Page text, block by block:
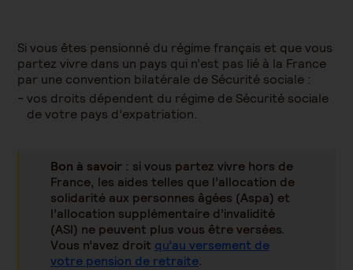
Si vous êtes pensionné du régime français et que vous
partez vivre dans un pays qui n’est pas lié à la France
par une convention bilatérale de Sécurité sociale :
vos droits dépendent du régime de Sécurité sociale
de votre pays d’expatriation.
Bon à savoir : si vous partez vivre hors de
France, les aides telles que l’allocation de
solidarité aux personnes âgées (Aspa) et
l’allocation supplémentaire d’invalidité
(ASI) ne peuvent plus vous être versées.
Vous n’avez droit qu’au versement de
votre pension de retraite.